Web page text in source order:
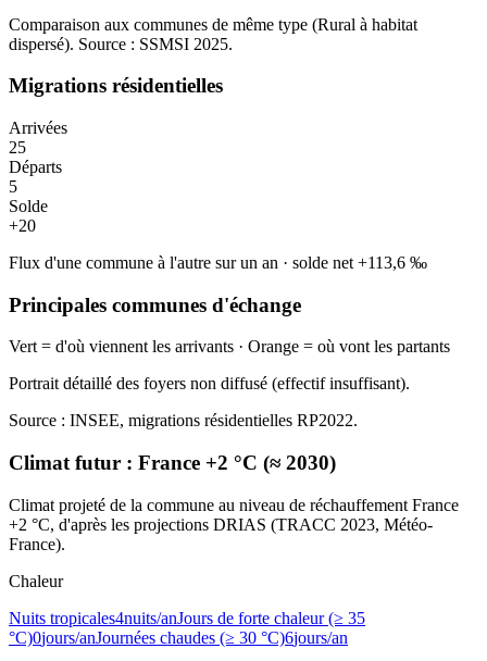
Comparaison aux communes de même type (Rural à habitat
dispersé). Source : SSMSI 2025.
Migrations résidentielles
Arrivées
25
Départs
5
Solde
+20
Flux d'une commune à l'autre sur un an · solde net +113,6 ‰
Principales communes d'échange
Vert = d'où viennent les arrivants · Orange = où vont les partants
Portrait détaillé des foyers non diffusé (effectif insuffisant).
Source : INSEE, migrations résidentielles RP2022.
Climat futur : France +2 °C (≈ 2030)
Climat projeté de la commune au niveau de réchauffement France
+2 °C, d'après les projections DRIAS (TRACC 2023, Météo-
France).
Chaleur
Nuits tropicales4nuits/anJours de forte chaleur (≥ 35
°C)0jours/anJournées chaudes (≥ 30 °C)6jours/an